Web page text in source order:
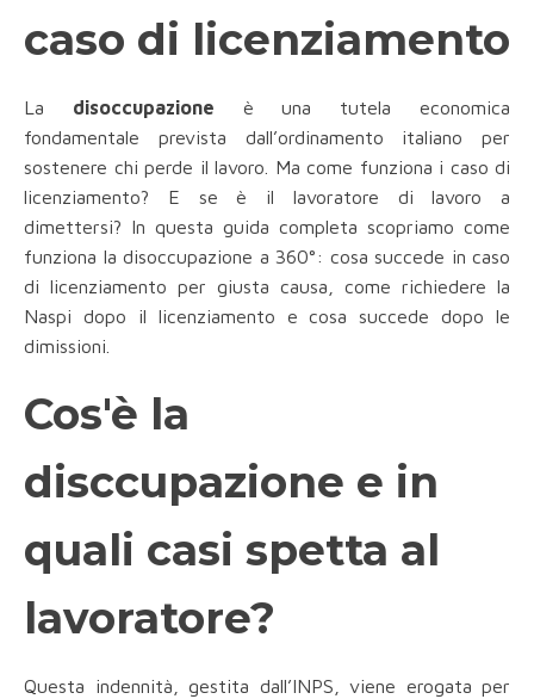
caso di licenziamento
La disoccupazione è una tutela economica
fondamentale prevista dall’ordinamento italiano per
sostenere chi perde il lavoro. Ma come funziona i caso di
licenziamento? E se è il lavoratore di lavoro a
dimettersi? In questa guida completa scopriamo come
funziona la disoccupazione a 360°: cosa succede in caso
di licenziamento per giusta causa, come richiedere la
Naspi dopo il licenziamento e cosa succede dopo le
dimissioni.
Cos'è la
disccupazione e in
quali casi spetta al
lavoratore?
Questa indennità, gestita dall’INPS, viene erogata per